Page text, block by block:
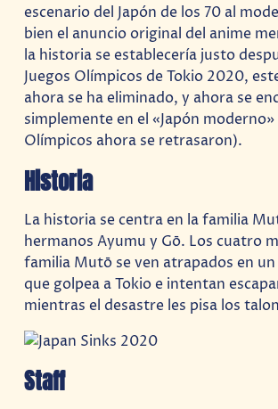
escenario del Japón de los 70 al
bien el anuncio original del anime
la historia se establecería justo
Juegos Olímpicos de Tokio 2020,
ahora se ha eliminado, y ahora se
simplemente en el «Japón moderno»
Olímpicos ahora se retrasaron).
Historia
La historia se centra en la familia
hermanos Ayumu y Gō. Los cuatro
familia Mutō se ven atrapados en
que golpea a Tokio e intentan
mientras el desastre les pisa los
Staff